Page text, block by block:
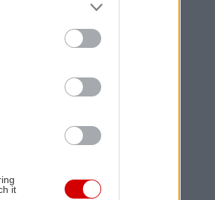
it